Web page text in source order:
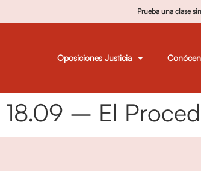
Prueba una clase
Oposiciones Justicia
18.09 – El